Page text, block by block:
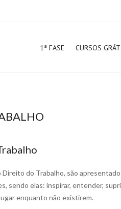
1ª FASE CURSOS
do Trabalho, são
sendo elas: inspirar, entender,
enquanto não existirem.